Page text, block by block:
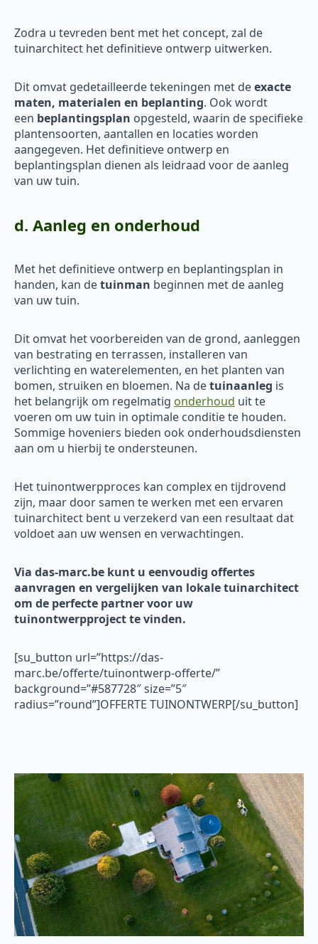
Zodra u tevreden bent met het concept, zal de
tuinarchitect het definitieve ontwerp uitwerken.
Dit omvat gedetailleerde tekeningen met deexacte
maten, materialen en beplanting. Ook wordt
een beplantingsplan opgesteld, waarin de specifieke
plantensoorten, aantallen en locaties worden
aangegeven. Het definitieve ontwerp en
beplantingsplan dienen als leidraad voor de aanleg
van uw tuin.
d. Aanleg en onderhoud
Met het definitieve ontwerp en beplantingsplan in
handen, kan detuinman beginnen met de aanleg
van uw tuin.
Dit omvat het voorbereiden van de grond, aanleggen
van bestrating en terrassen, installeren van
verlichting en waterelementen, en het planten van
bomen, struiken en bloemen. Na detuinaanleg is
het belangrijk om regelmatig onderhoud uit te
voeren om uw tuin in optimale conditie te houden.
Sommige hoveniers bieden ook onderhoudsdiensten
aan om u hierbij te ondersteunen.
Het tuinontwerpproces kan complex en tijdrovend
zijn, maar door samen te werken met een ervaren
tuinarchitect bent u verzekerd van een resultaat dat
voldoet aan uw wensen en verwachtingen.
Via das-marc.be kunt u eenvoudig offertes
aanvragen en vergelijken van lokale tuinarchitect
om de perfecte partner voor uw
tuinontwerpproject te vinden.
[su_button url=”https://das-
marc.be/offerte/tuinontwerp-offerte/”
background=”#587728″ size=”5″
radius=”round”]OFFERTE TUINONTWERP[/su_button]